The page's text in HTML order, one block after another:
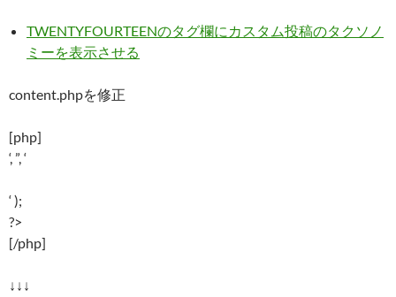
TWENTYFOURTEENのタグ欄にカスタム投稿のタクソノ
ミーを表示させる
content.phpを修正
[php]
‘, ”, ‘
‘ );
?>
[/php]
↓↓↓